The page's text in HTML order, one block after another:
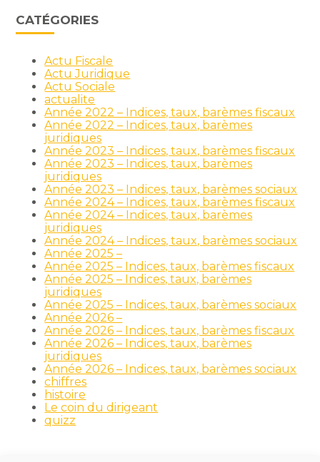
CATÉGORIES
Actu Fiscale
Actu Juridique
Actu Sociale
actualite
Année 2022 – Indices, taux, barèmes fiscaux
Année 2022 – Indices, taux, barèmes
juridiques
Année 2023 – Indices, taux, barèmes fiscaux
Année 2023 – Indices, taux, barèmes
juridiques
Année 2023 – Indices, taux, barèmes sociaux
Année 2024 – Indices, taux, barèmes fiscaux
Année 2024 – Indices, taux, barèmes
juridiques
Année 2024 – Indices, taux, barèmes sociaux
Année 2025 –
Année 2025 – Indices, taux, barèmes fiscaux
Année 2025 – Indices, taux, barèmes
juridiques
Année 2025 – Indices, taux, barèmes sociaux
Année 2026 –
Année 2026 – Indices, taux, barèmes fiscaux
Année 2026 – Indices, taux, barèmes
juridiques
Année 2026 – Indices, taux, barèmes sociaux
chiffres
histoire
Le coin du dirigeant
quizz